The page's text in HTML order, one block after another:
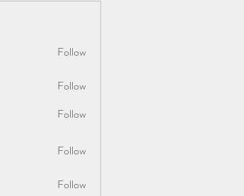
Follow
Follow
Follow
Follow
Follow